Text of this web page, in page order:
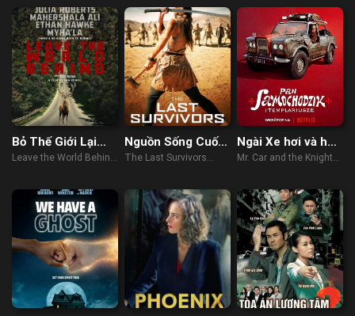
Bỏ Thế Giới Lại
Sau Lưng
Leave the World Behind
Nguồn Sống Cuối
Cùng
The Last Survivors
Ngài Xe hơi và hội
Hiệp sĩ dòng Đền
Mr. Car and the Knights